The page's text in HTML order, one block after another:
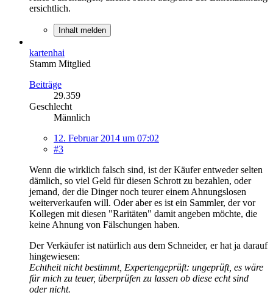
ersichtlich.
Inhalt melden
kartenhai
Stamm Mitglied
Beiträge
29.359
Geschlecht
Männlich
12. Februar 2014 um 07:02
#3
Wenn die wirklich falsch sind, ist der Käufer entweder selten
dämlich, so viel Geld für diesen Schrott zu bezahlen, oder
jemand, der die Dinger noch teurer einem Ahnungslosen
weiterverkaufen will. Oder aber es ist ein Sammler, der vor
Kollegen mit diesen "Raritäten" damit angeben möchte, die
keine Ahnung von Fälschungen haben.
Der Verkäufer ist natürlich aus dem Schneider, er hat ja darauf
hingewiesen:
Echtheit nicht bestimmt, Expertengeprüft: ungeprüft, es wäre
für mich zu teuer, überprüfen zu lassen ob diese echt sind
oder nicht.